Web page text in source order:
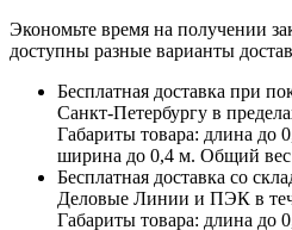
Экономьте время на получении
доступны разные варианты
Бесплатная доставка при
Санкт-Петербургу в
Габариты товара: длина до
ширина до 0,4 м. Общий вес
Бесплатная доставка со
Деловые Линии и ПЭК в
Габариты товара: длина до